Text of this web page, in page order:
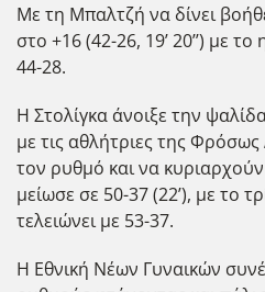
Με τη Μπαλτζή να δίνει
στο +16 (42-26, 19’ 20’’) με
44-28.
Η Στολίγκα άνοιξε την
με τις αθλήτριες της
τον ρυθμό και να
μείωσε σε 50-37 (22’), με το
τελειώνει με 53-37.
Η Εθνική Νέων Γυναικών